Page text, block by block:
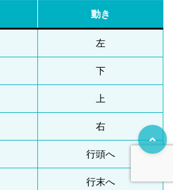
動き
左
下
上
右
行頭へ
行末へ